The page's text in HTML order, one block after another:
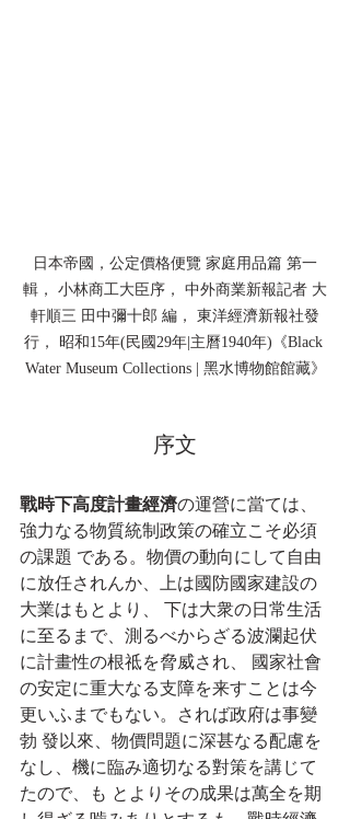
日本帝國，公定價格便覽 家庭用品篇 第一
輯， 小林商工大臣序， 中外商業新報記者 大
軒順三 田中彌十郎 編， 東洋經濟新報社發
行， 昭和15年(民國29年|主曆1940年)《Black
Water Museum Collections | 黑水博物館館藏》
序文
戰時下高度計畫經濟の運營に當ては、
強力なる物質統制政策の確立こそ必須
の課題 である。物價の動向にして自由
に放任されんか、上は國防國家建設の
大業はもとより、 下は大衆の日常生活
に至るまで、測るべからざる波瀾起伏
に計畫性の根祗を脅威され、 國家社會
の安定に重大なる支障を来すことは今
更いふまでもない。されば政府は事變
勃 發以來、物價問題に深甚なる配慮を
なし、機に臨み適切なる對策を講じて
たので、も とよりその成果は萬全を期